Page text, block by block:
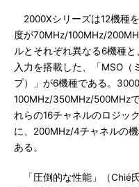
2000Xシリーズは12機種
度が70MHz/100MHz/
ルとそれぞれ異なる6機種
入力を搭載した、「MSO（
プ）」が6機種である。
100MHz/350MHz/500MHz
れらの16チャネルのロジッ
に、200MHz/4チャネルの
ある。
「圧倒的な性能」（Chié